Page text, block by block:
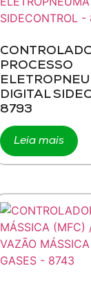
PROCESSO
DIGITAL
8793
Leia mais